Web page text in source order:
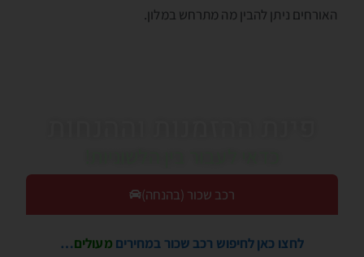
האורחים ניתן להבין מה מתרחש במלון.
רכב שכור (בהנחה)
לחצו כאן לחיפוש רכב שכור במחירים מעולים…